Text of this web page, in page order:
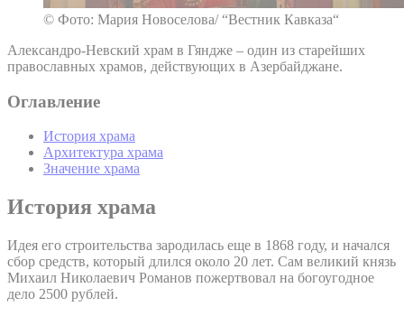
© Фото: Мария Новоселова/ “Вестник Кавказа“
Александро-Невский храм в Гяндже – один из старейших
православных храмов, действующих в Азербайджане.
Оглавление
История храма
Архитектура храма
Значение храма
История храма
Идея его строительства зародилась еще в 1868 году, и начался
сбор средств, который длился около 20 лет. Сам великий князь
Михаил Николаевич Романов пожертвовал на богоугодное
дело 2500 рублей.